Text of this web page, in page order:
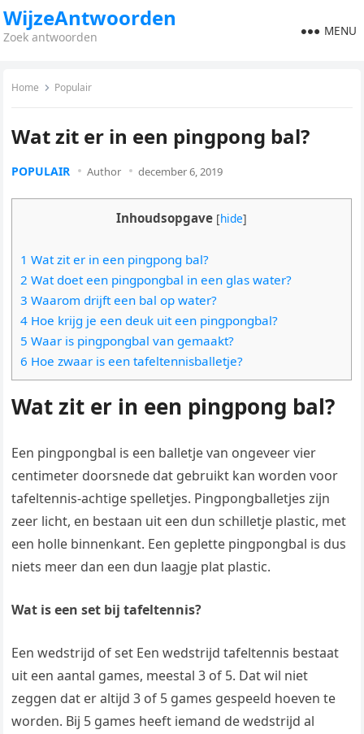
WijzeAntwoorden
Zoek antwoorden MENU
Home Populair
Wat zit er in een pingpong bal?
POPULAIR Author december 6, 2019
Inhoudsopgave [hide]
1 Wat zit er in een pingpong bal?
2 Wat doet een pingpongbal in een glas water?
3 Waarom drijft een bal op water?
4 Hoe krijg je een deuk uit een pingpongbal?
5 Waar is pingpongbal van gemaakt?
6 Hoe zwaar is een tafeltennisballetje?
Wat zit er in een pingpong bal?
Een pingpongbal is een balletje van ongeveer vier
centimeter doorsnede dat gebruikt kan worden voor
tafeltennis-achtige spelletjes. Pingpongballetjes zijn
zeer licht, en bestaan uit een dun schilletje plastic, met
een holle binnenkant. Een geplette pingpongbal is dus
niets meer dan een dun laagje plat plastic.
Wat is een set bij tafeltennis?
Een wedstrijd of set Een wedstrijd tafeltennis bestaat
uit een aantal games, meestal 3 of 5. Dat wil niet
zeggen dat er altijd 3 of 5 games gespeeld hoeven te
worden. Bij 5 games heeft iemand de wedstrijd al